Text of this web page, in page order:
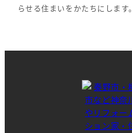
らせる住まいをかたちにします。